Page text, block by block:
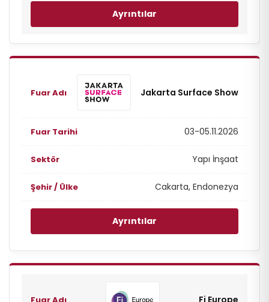
Ayrıntılar
Jakarta Surface Show
03-05.11.2026
Yapı İnşaat
Cakarta, Endonezya
Ayrıntılar
Fi Europe